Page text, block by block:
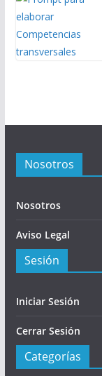
Nosotros
Nosotros
Aviso Legal
Sesión
Iniciar Sesión
Cerrar Sesión
Categorías